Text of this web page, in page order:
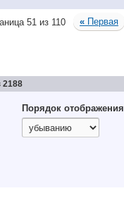
51 из 110 « Первая
2188
Порядок отображения